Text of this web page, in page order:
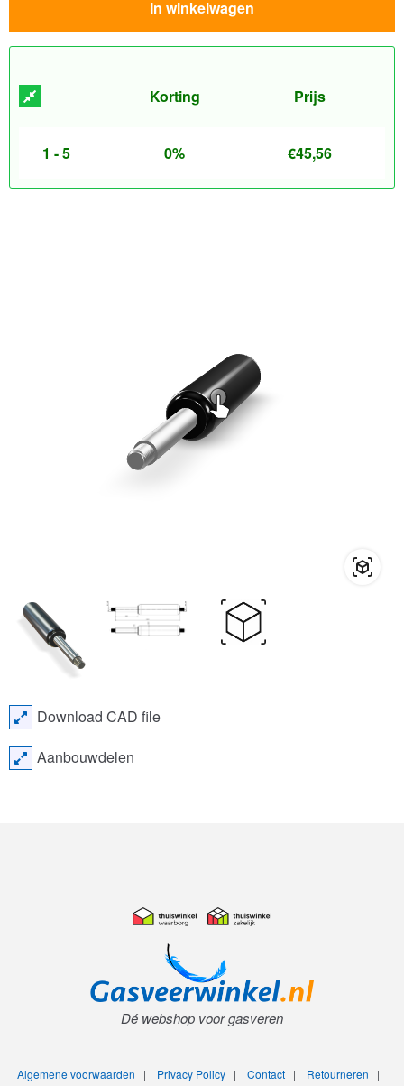
In winkelwagen
Korting Prijs
1 - 5 0% €45,56
Download CAD file
Aanbouwdelen
Dé webshop voor gasveren
Algemene voorwaarden | Privacy Policy| Contact| Retourneren |